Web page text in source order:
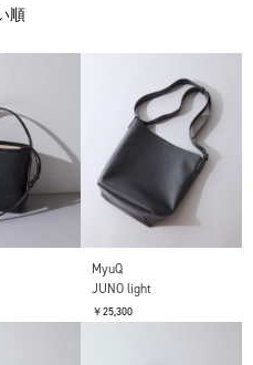
MyuQ
JUNO light
￥25,300